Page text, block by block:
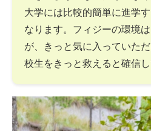
大学には比較的簡単に進学
なります。フィジーの環境
が、きっと気に入っていた
校生をきっと救えると確信し